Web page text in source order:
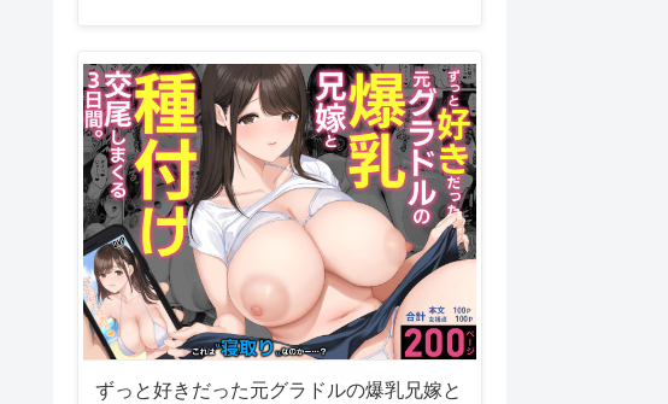
ずっと好きだった元グラドルの爆乳兄嫁と